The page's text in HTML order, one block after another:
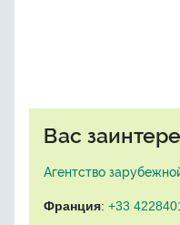
Вас
Агентство
Франция: +33